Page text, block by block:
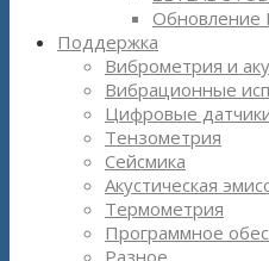
Обновление
Поддержка
Виброметрия и
Вибрационные
Цифровые
Тензометрия
Сейсмика
Акустическая
Термометрия
Программное
Разное